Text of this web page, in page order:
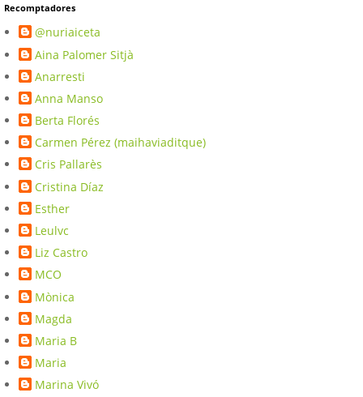
Recomptadores
@nuriaiceta
Aina Palomer Sitjà
Anarresti
Anna Manso
Berta Florés
Carmen Pérez (maihaviaditque)
Cris Pallarès
Cristina Díaz
Esther
Leulvc
Liz Castro
MCO
Mònica
Magda
Maria B
Maria
Marina Vivó